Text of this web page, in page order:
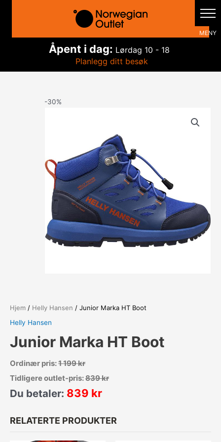
innholdet
Åpent i dag: Lørdag 10 - 18
Planlegg ditt besøk
-30%
Hjem / Helly Hansen / Junior Marka HT Boot
Helly Hansen
Junior Marka HT Boot
Ordinær pris:1 199kr
Tidligere outlet-pris:839kr
Du betaler: 839 kr
RELATERTE PRODUKTER